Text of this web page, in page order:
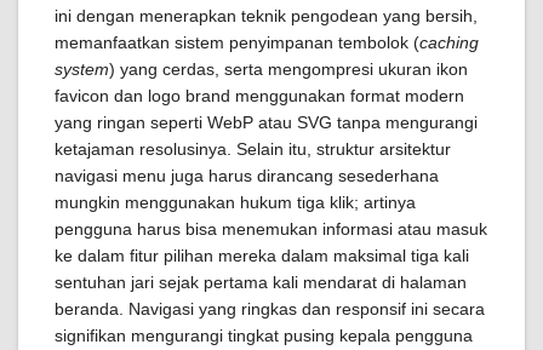
ini dengan menerapkan teknik pengodean yang bersih,
memanfaatkan sistem penyimpanan tembolok (caching
system) yang cerdas, serta mengompresi ukuran ikon
favicon dan logo brand menggunakan format modern
yang ringan seperti WebP atau SVG tanpa mengurangi
ketajaman resolusinya. Selain itu, struktur arsitektur
navigasi menu juga harus dirancang sesederhana
mungkin menggunakan hukum tiga klik; artinya
pengguna harus bisa menemukan informasi atau masuk
ke dalam fitur pilihan mereka dalam maksimal tiga kali
sentuhan jari sejak pertama kali mendarat di halaman
beranda. Navigasi yang ringkas dan responsif ini secara
signifikan mengurangi tingkat pusing kepala pengguna